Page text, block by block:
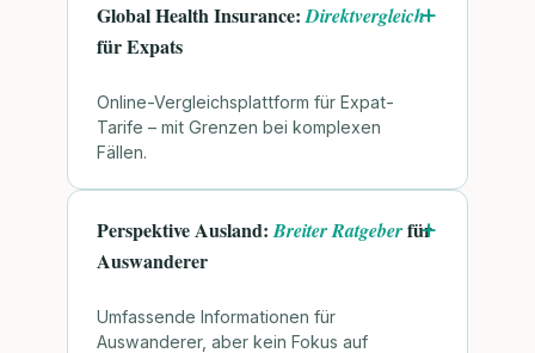
Global Health Insurance:Direktvergleich
für Expats
Online-Vergleichsplattform für Expat-
Tarife – mit Grenzen bei komplexen
Fällen.
Perspektive Ausland:Breiter Ratgeberfür
Auswanderer
Umfassende Informationen für
Auswanderer, aber kein Fokus auf